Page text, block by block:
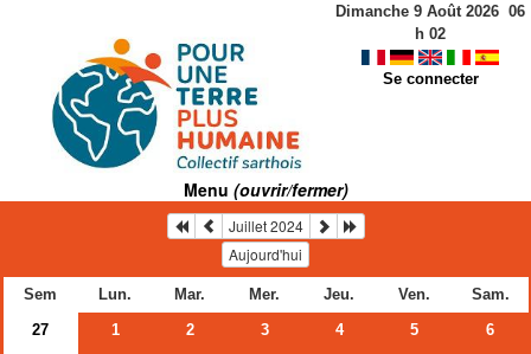
Dimanche 9 Août 2026 06
h 02
Se connecter
Menu (ouvrir/fermer)
Juillet 2024
Aujourd'hui
Sem Lun. Mar. Mer. Jeu. Ven.
Sam.
27
1 2 3 4 5
6